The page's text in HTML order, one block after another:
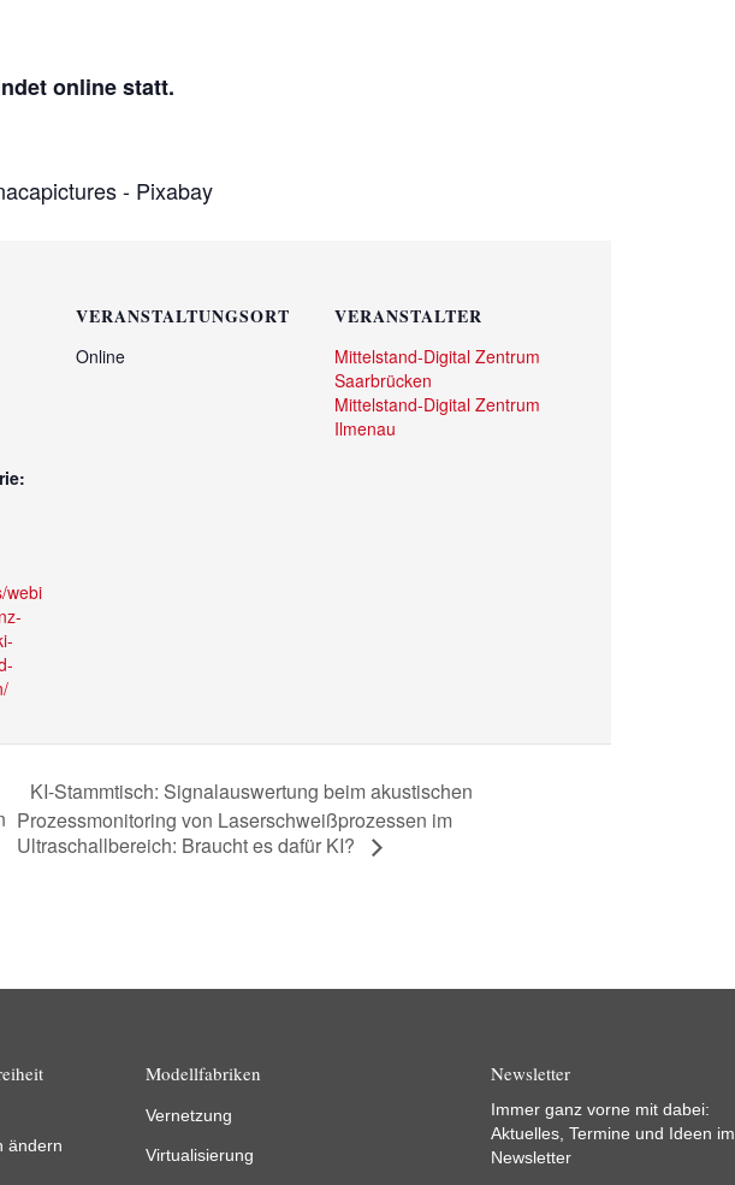
online statt.
- Pixabay
webi
VERANSTALTUNGSORT
Online
VERANSTALTER
Mittelstand-Digital Zentrum
Saarbrücken
Mittelstand-Digital Zentrum
Ilmenau
KI-Stammtisch: Signalauswertung beim akustischen
Prozessmonitoring von Laserschweißprozessen im
Ultraschallbereich: Braucht es dafür KI?
ändern
Modellfabriken
Vernetzung
Virtualisierung
Newsletter
Immer ganz vorne mit dabei:
Aktuelles, Termine und Ideen im
Newsletter